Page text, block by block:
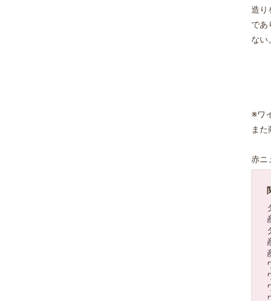
造り
であ
ない
※ワ
ま
赤ニ